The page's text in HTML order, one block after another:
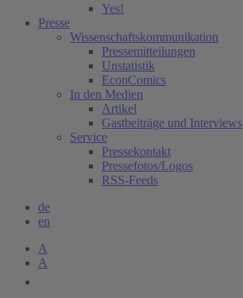
Yes!
Presse
Wissenschaftskommunikation
Pressemitteilungen
Unstatistik
EconComics
In den Medien
Artikel
Gastbeiträge und Interviews
Service
Pressekontakt
Pressefotos/Logos
RSS-Feeds
de
en
A
A